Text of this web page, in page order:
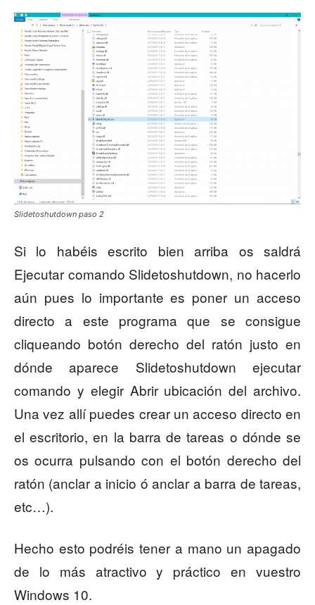
Slidetoshutdown paso 2
Si lo habéis escrito bien arriba os saldrá
Ejecutar comando Slidetoshutdown, no hacerlo
aún pues lo importante es poner un acceso
directo a este programa que se consigue
cliqueando botón derecho del ratón justo en
dónde aparece Slidetoshutdown ejecutar
comando y elegir Abrir ubicación del archivo.
Una vez allí puedes crear un acceso directo en
el escritorio, en la barra de tareas o dónde se
os ocurra pulsando con el botón derecho del
ratón (anclar a inicio ó anclar a barra de tareas,
etc…).
Hecho esto podréis tener a mano un apagado
de lo más atractivo y práctico en vuestro
Windows 10.